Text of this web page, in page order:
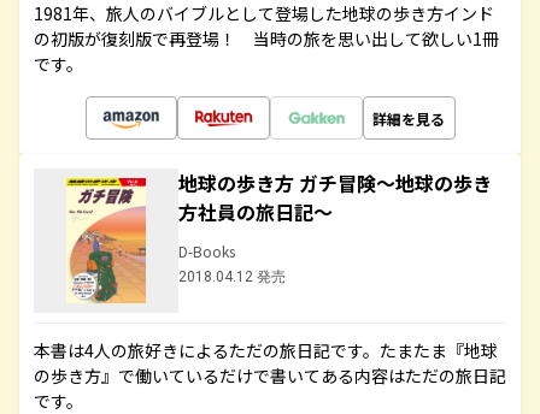
1981年、旅人のバイブルとして登場した地球の歩き方インド
の初版が復刻版で再登場！ 当時の旅を思い出して欲しい1冊
です。
詳細を見る
地球の歩き方 ガチ冒険～地球の歩き
方社員の旅日記～
D-Books
2018.04.12 発売
本書は4人の旅好きによるただの旅日記です。たまたま『地球
の歩き方』で働いているだけで書いてある内容はただの旅日記
です。